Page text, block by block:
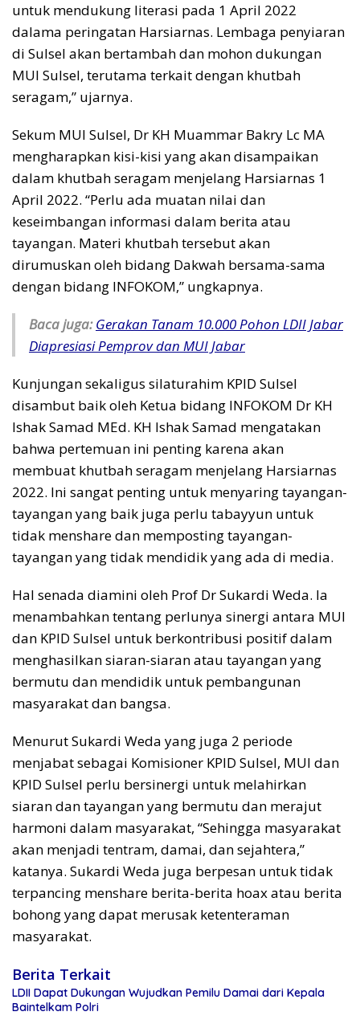
untuk mendukung literasi pada 1 April 2022
dalama peringatan Harsiarnas. Lembaga penyiaran
di Sulsel akan bertambah dan mohon dukungan
MUI Sulsel, terutama terkait dengan khutbah
seragam,” ujarnya.
Sekum MUI Sulsel, Dr KH Muammar Bakry Lc MA
mengharapkan kisi-kisi yang akan disampaikan
dalam khutbah seragam menjelang Harsiarnas 1
April 2022. “Perlu ada muatan nilai dan
keseimbangan informasi dalam berita atau
tayangan. Materi khutbah tersebut akan
dirumuskan oleh bidang Dakwah bersama-sama
dengan bidang INFOKOM,” ungkapnya.
Baca juga: Gerakan Tanam 10.000 Pohon LDII Jabar
Diapresiasi Pemprov dan MUI Jabar
Kunjungan sekaligus silaturahim KPID Sulsel
disambut baik oleh Ketua bidang INFOKOM Dr KH
Ishak Samad MEd. KH Ishak Samad mengatakan
bahwa pertemuan ini penting karena akan
membuat khutbah seragam menjelang Harsiarnas
2022. Ini sangat penting untuk menyaring tayangan-
tayangan yang baik juga perlu tabayyun untuk
tidak menshare dan memposting tayangan-
tayangan yang tidak mendidik yang ada di media.
Hal senada diamini oleh Prof Dr Sukardi Weda. Ia
menambahkan tentang perlunya sinergi antara MUI
dan KPID Sulsel untuk berkontribusi positif dalam
menghasilkan siaran-siaran atau tayangan yang
bermutu dan mendidik untuk pembangunan
masyarakat dan bangsa.
Menurut Sukardi Weda yang juga 2 periode
menjabat sebagai Komisioner KPID Sulsel, MUI dan
KPID Sulsel perlu bersinergi untuk melahirkan
siaran dan tayangan yang bermutu dan merajut
harmoni dalam masyarakat, “Sehingga masyarakat
akan menjadi tentram, damai, dan sejahtera,”
katanya. Sukardi Weda juga berpesan untuk tidak
terpancing menshare berita-berita hoax atau berita
bohong yang dapat merusak ketenteraman
masyarakat.
Berita Terkait
LDII Dapat Dukungan Wujudkan Pemilu Damai dari Kepala
Baintelkam Polri